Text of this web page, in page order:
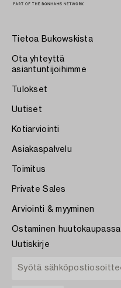
Tietoa Bukowskista
Ota yhteyttä
asiantuntijoihimme
Tulokset
Uutiset
Kotiarviointi
Asiakaspalvelu
Toimitus
Private Sales
Arviointi & myyminen
Ostaminen huutokaupassa
Uutiskirje